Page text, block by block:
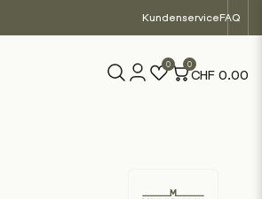
KundenserviceFAQ
0 0
CHF 0.00
Margelisch